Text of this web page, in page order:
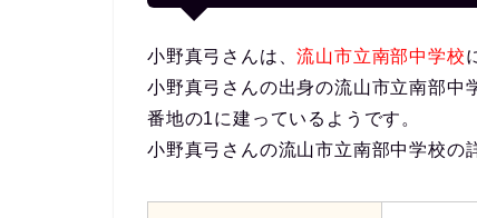
小野真弓さんは、流山市立南部中学校
小野真弓さんの出身の流山市立南部
番地の1に建っているようです。
小野真弓さんの流山市立南部中学校の